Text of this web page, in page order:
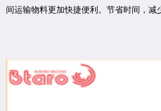
间运输物料更加快捷便利。节省时间，减